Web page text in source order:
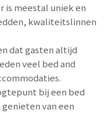
is meestal uniek en
kwaliteitslinnen
dat gasten altijd
veel bed and
bij een bed
van een